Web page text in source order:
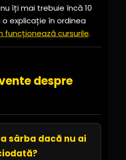
îți mai trebuie încă 10
o explicație în ordinea
funcționează cursurile.
despre
sârba dacă nu ai